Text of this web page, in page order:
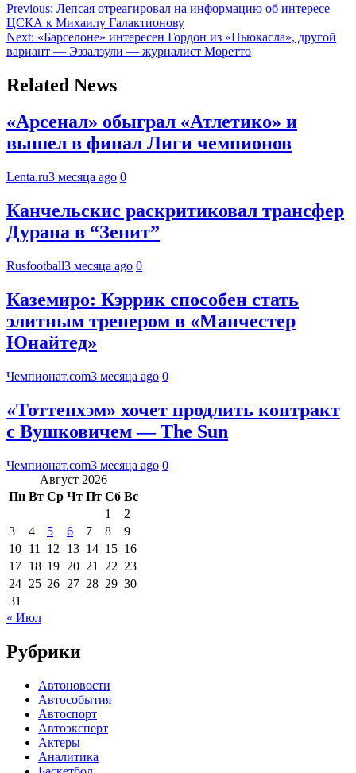
Previous: Лепсая отреагировал на информацию об интересе
ЦСКА к Михаилу Галактионову
Next: «Барселоне» интересен Гордон из «Ньюкасла», другой
вариант — Эззалзули — журналист Моретто
Related News
«Арсенал» обыграл «Атлетико» и
вышел в финал Лиги чемпионов
Lenta.ru3 месяца ago 0
Канчельскис раскритиковал трансфер
Дурана в “Зенит”
Rusfootball3 месяца ago 0
Каземиро: Кэррик способен стать
элитным тренером в «Манчестер
Юнайтед»
Чемпионат.com3 месяца ago 0
«Тоттенхэм» хочет продлить контракт
с Вушковичем — The Sun
Чемпионат.com3 месяца ago 0
Август 2026
Пн Вт Ср Чт Пт Сб Вс
1
2
3
4 5 6 7 8
9
10 11 12 13 14 15 16
17 18 19 20 21 22 23
24 25 26 27 28 29 30
31
« Июл
Рубрики
Автоновости
Автособытия
Автоспорт
Автоэксперт
Актеры
Аналитика